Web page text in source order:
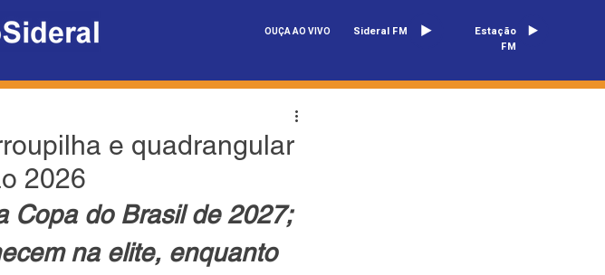
OUÇA AO VIVO Sideral FM
Estação
FM
e quadrangular
2026
Copa do Brasil de 2027;
na elite, enquanto